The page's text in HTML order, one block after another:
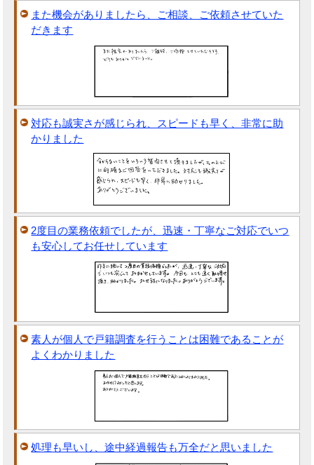
また機会がありましたら、ご相談、ご依頼させていた
だきます
対応も誠実さが感じられ、スピードも早く、非常に助
かりました
2度目の業務依頼でしたが、迅速・丁寧なご対応でいつ
も安心してお任せしています
素人が個人で戸籍調査を行うことは困難であることが
よくわかりました
処理も早いし、途中経過報告も万全だと思いました